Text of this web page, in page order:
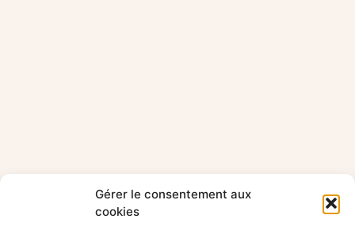
Gérer le consentement aux
cookies